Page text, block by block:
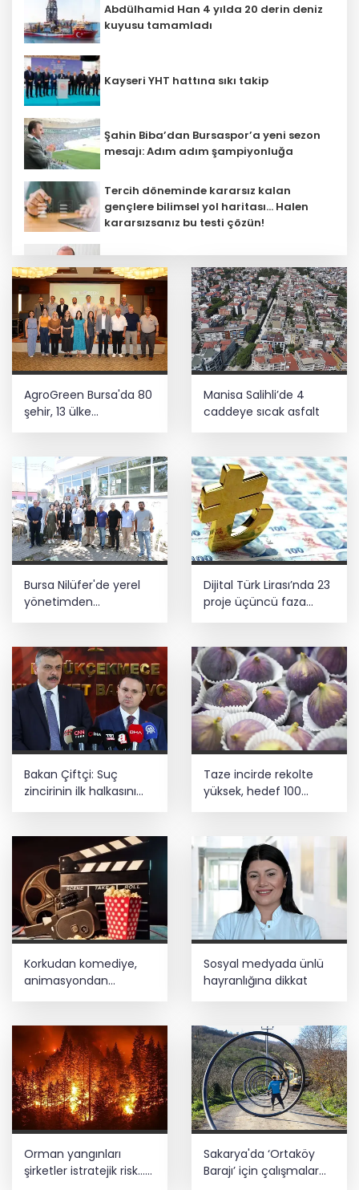
Abdülhamid Han 4 yılda 20 derin deniz
kuyusu tamamladı
Kayseri YHT hattına sıkı takip
Şahin Biba’dan Bursaspor’a yeni sezon
mesajı: Adım adım şampiyonluğa
Tercih döneminde kararsız kalan
gençlere bilimsel yol haritası... Halen
kararsızsanız bu testi çözün!
görevden uzaklaştırıldı
Çocuk adalet sisteminde yeni dönem
Üniversitelerde yeni dönem! Akademik
sahtekârlığa hapis, öğrencilere dönüş
rüzgar alarmı!
AgroGreen Bursa'da 80
şehir, 13 ülke
ağırlayacak
Manisa Salihli’de 4
caddeye sıcak asfalt
Bursa Nilüfer'de yerel
yönetimden
Dijital Türk Lirası’nda 23
proje üçüncü faza
Bakan Çiftçi: Suç
zincirinin ilk halkasını
Taze incirde rekolte
yüksek, hedef 100
Korkudan komediye,
animasyondan
dramaya 6 yeni film
Sosyal medyada ünlü
hayranlığına dikkat
Orman yangınları
şirketler istratejik risk...
Sakarya'da ‘Ortaköy
Barajı’ için çalışmalar